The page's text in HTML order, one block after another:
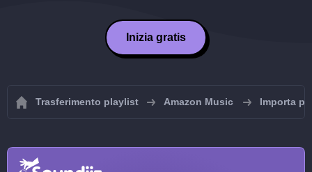
Inizia gratis
Trasferimento playlist Amazon Music Importa